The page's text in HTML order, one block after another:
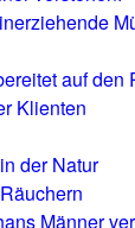
auf den
Klienten
der Natur
Männer